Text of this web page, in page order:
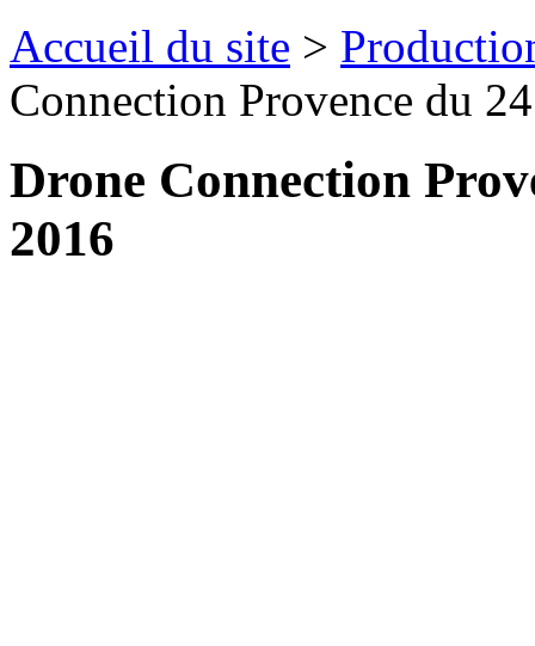
Accueil du site >
Connection Provence du
Drone Connection
2016